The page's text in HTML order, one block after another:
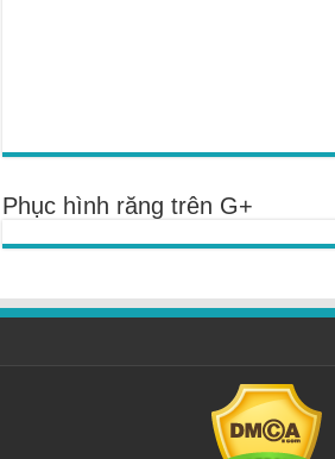
Phục hình răng trên G+